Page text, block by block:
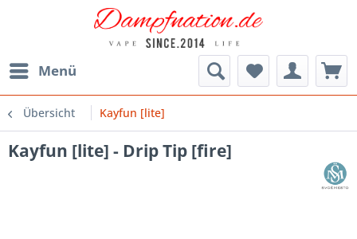
Menü
Übersicht Kayfun [lite]
Kayfun [lite] - Drip Tip [fire]